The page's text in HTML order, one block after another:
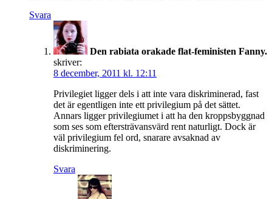
Svara
Den rabiata orakade flat-feministen Fanny.
skriver:
8 december, 2011 kl. 12:11
Privilegiet ligger dels i att inte vara diskriminerad, fast
det är egentligen inte ett privilegium på det sättet.
Annars ligger privilegiumet i att ha den kroppsbyggnad
som ses som eftersträvansvärd rent naturligt. Dock är
väl privilegium fel ord, snarare avsaknad av
diskriminering.
Svara